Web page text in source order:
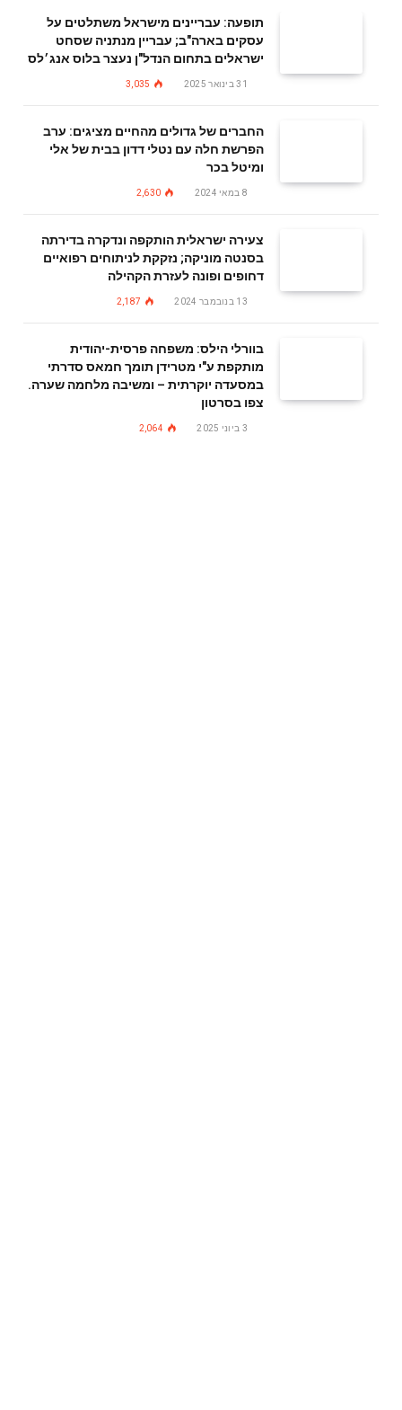
תופעה: עבריינים מישראל משתלטים על
עסקים בארה"ב; עבריין מנתניה שסחט
ישראלים בתחום הנדל"ן נעצר בלוס אנג׳לס
31 בינואר 2025 3,035
החברים של גדולים מהחיים מציגים: ערב
הפרשת חלה עם נטלי דדון בבית של אלי
ומיטל בכר
8 במאי 2024 2,630
צעירה ישראלית הותקפה ונדקרה בדירתה
בסנטה מוניקה; נזקקת לניתוחים רפואיים
דחופים ופונה לעזרת הקהילה
13 בנובמבר 2024 2,187
בוורלי הילס: משפחה פרסית-יהודית
מותקפת ע"י מטרידן תומך חמאס סדרתי
במסעדה יוקרתית – ומשיבה מלחמה שערה.
צפו בסרטון
3 ביוני 2025 2,064